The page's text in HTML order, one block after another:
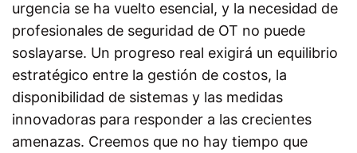
urgencia se ha vuelto esencial, y la necesidad de
profesionales de seguridad de OT no puede
soslayarse. Un progreso real exigirá un equilibrio
estratégico entre la gestión de costos, la
disponibilidad de sistemas y las medidas
innovadoras para responder a las crecientes
amenazas. Creemos que no hay tiempo que